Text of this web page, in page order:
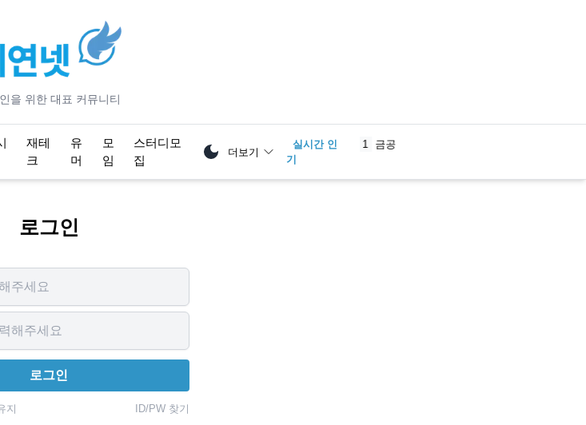
인을 위한 대표 커뮤니티
재테
크
유
머
모
임
스터디모
집
더보기
실시간 인
기
1 금공
로그인
로그인
지 ID/PW 찾기